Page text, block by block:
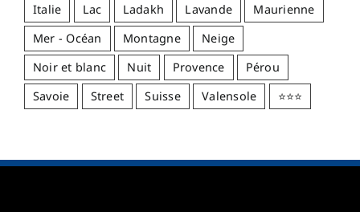
Italie
Lac Ladakh Lavande
Maurienne
Mer - Océan
Montagne
Neige
Noir et blanc
Nuit Provence
Pérou
Savoie
Street Suisse Valensole ⭐⭐⭐